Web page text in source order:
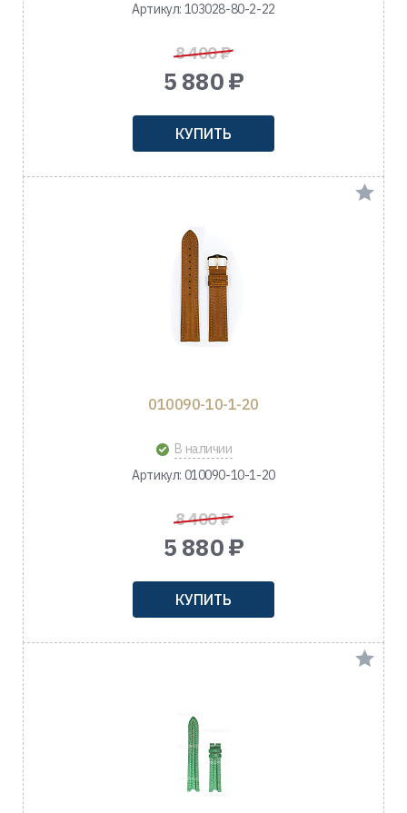
Артикул: 103028-80-2-22
8 400 ₽
5 880 ₽
КУПИТЬ
010090-10-1-20
В наличии
Артикул: 010090-10-1-20
8 400 ₽
5 880 ₽
КУПИТЬ